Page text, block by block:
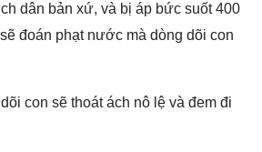
dân bản xứ, và bị áp bức suốt 400
đoán phạt nước mà dòng dõi con
con sẽ thoát ách nô lệ và đem đi